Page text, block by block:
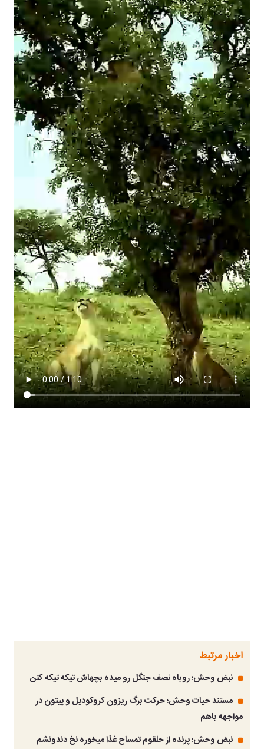
اخبار مرتبط
نبض وحش؛ روباه نصف جنگل رو میده بچهاش تیکه تیکه کنن
مستند حیات وحش؛ حرکت برگ ریزون کروکودیل و پیتون در
مواجهه باهم
نبض وحش؛ پرنده از حلقوم تمساح غذا میخوره نخ دندونشم